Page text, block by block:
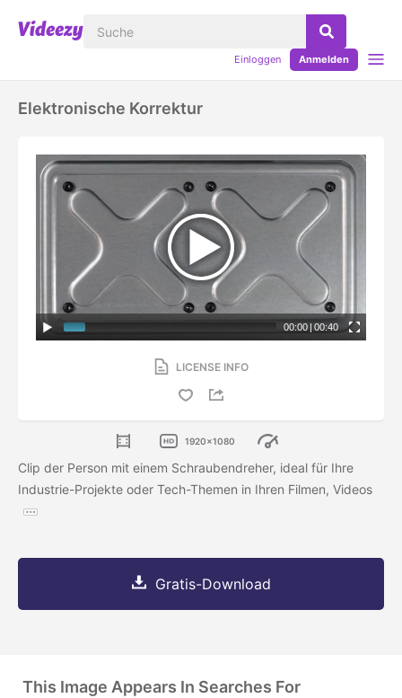
Einloggen Anmelden
Elektronische Korrektur
00:00 | 00:40
LICENSE INFO
1920x1080
Clip der Person mit einem Schraubendreher, ideal für Ihre
Industrie-Projekte oder Tech-Themen in Ihren Filmen, Videos
Gratis-Download
This Image Appears In Searches For